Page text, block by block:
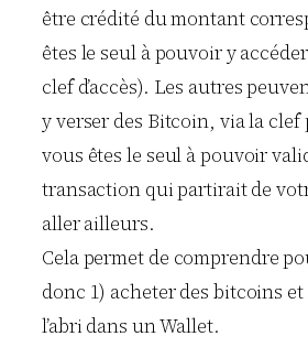
être crédité du montant
êtes le seul à pouvoir y
clef d’accès). Les autres
y verser des Bitcoin, via la
vous êtes le seul à pouvoir
transaction qui partirait de
aller ailleurs.
Cela permet de comprendre
donc 1) acheter des bitcoins et
l’abri dans un Wallet.